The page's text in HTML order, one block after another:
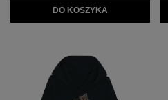
DO KOSZYKA